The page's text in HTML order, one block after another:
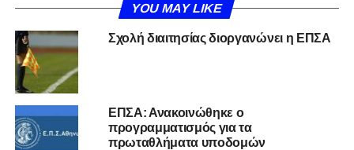
YOU MAY LIKE
Σχολή διαιτησίας διοργανώνει η ΕΠΣΑ
ΕΠΣΑ: Ανακοινώθηκε ο
προγραμματισμός για τα
πρωταθλήματα υποδομών